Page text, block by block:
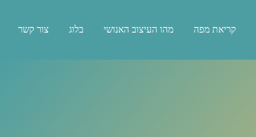
קריאת מפה מהו העיצוב האנושי בלוג צור קשר